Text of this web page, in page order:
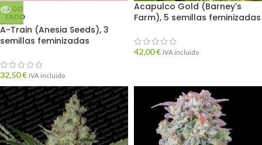
AGO
TADO
A-Train (Anesia Seeds), 3
semillas feminizadas
32,50€ IVA incluido
Acapulco Gold (Barney's
Farm), 5 semillas feminizadas
42,00€ IVA incluido